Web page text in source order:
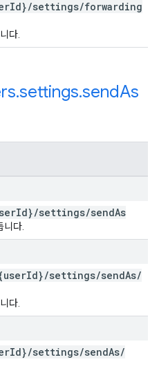
Id}/settings/forwarding
다.
.settings.sendAs
Id}/settings/sendAs
니다.
Id}/settings/sendAs/
다.
Id}/settings/sendAs/